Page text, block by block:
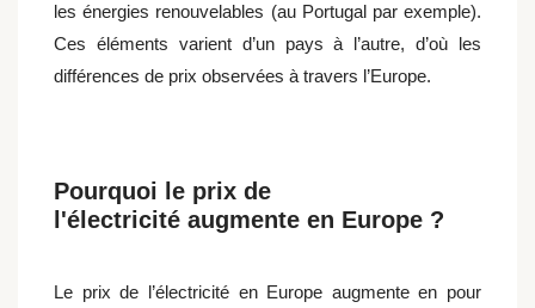
les énergies renouvelables (au Portugal par exemple).
Ces éléments varient d’un pays à l’autre, d’où les
différences de prix observées à travers l’Europe.
Pourquoi le prix de
l'électricité augmente en Europe ?
Le prix de l’électricité en Europe augmente en pour